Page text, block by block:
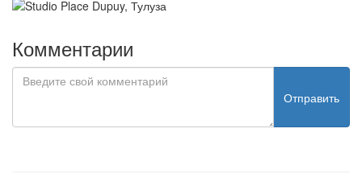
Комментарии
Отправить